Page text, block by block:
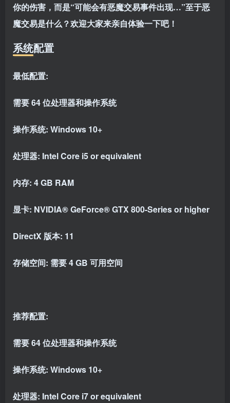
你的伤害，而是“可能会有恶魔交易事件出现…”至于恶
魔交易是什么？欢迎大家来亲自体验一下吧！
系统配置
最低配置:
需要 64 位处理器和操作系统
操作系统: Windows 10+
处理器: Intel Core i5 or equivalent
内存: 4 GB RAM
显卡: NVIDIA® GeForce® GTX 800-Series or higher
DirectX 版本: 11
存储空间: 需要 4 GB 可用空间
推荐配置:
需要 64 位处理器和操作系统
操作系统: Windows 10+
处理器: Intel Core i7 or equivalent